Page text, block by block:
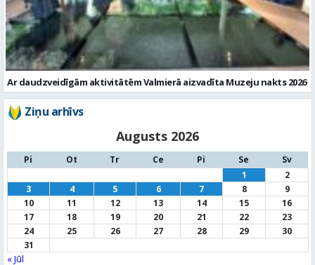
Ar daudzveidīgām aktivitātēm Valmierā aizvadīta Muzeju nakts 2026
Ziņu arhīvs
Augusts 2026
Pi Ot Tr Ce Pi Se
Sv
1
2
3
4 5 6 7 8
9
10
11 12 13 14 15
16
17
18 19 20 21 22
23
24
25 26 27 28 29
30
31
« Jūl